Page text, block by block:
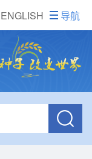
ENGLISH 导航